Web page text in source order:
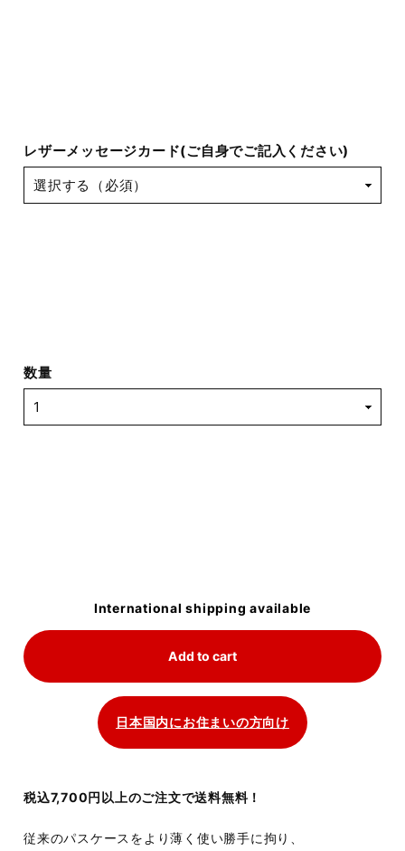
レザーメッセージカード(ご自身でご記入ください)
数量
International shipping available
Add to cart
日本国内にお住まいの方向け
税込7,700円以上のご注文で送料無料！
従来のパスケースをより薄く使い勝手に拘り、